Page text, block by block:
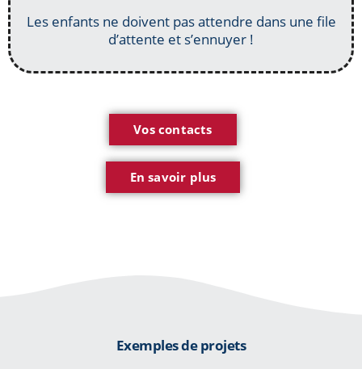
Les enfants ne doivent pas attendre dans une file
d’attente et s’ennuyer !
Vos contacts
En savoir plus
Exemples de projets